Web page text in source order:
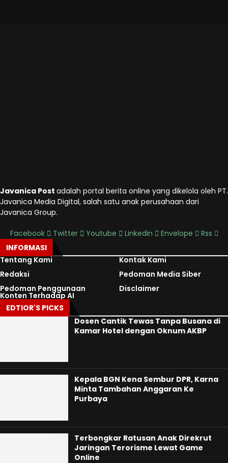
Javanica Post adalah portal berita online yang dikelola oleh PT.
Javanica Media Digital, salah satu anak perusahaan dari
Javanica Group.
Facebook Twitter Youtube Linkedin Envelope
Rss
INFORMASI
Tentang Kami
Kontak Kami
Redaksi
Pedoman Media Siber
Pedoman Penggunaan
Konten Terhadap AI
Disclaimer
EDTIOR'S PICKS
Dosen Cantik Tewas Tanpa Busana di
Kamar Hotel dengan Oknum AKBP
Kepala BGN Kena Sembur DPR, Karna
Minta Tambahan Anggaran Ke
Purbaya
Terbongkar Ratusan Anak Direkrut
Jaringan Terorisme Lewat Game
Online